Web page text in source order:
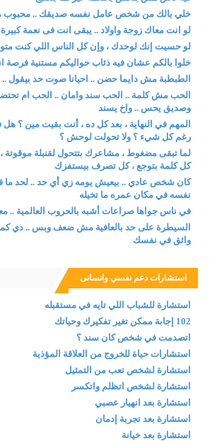
خلي بالك من شخص عامل نفسه صديقك .. محبوب
لو انت معاك زوجة واولاد .. يبقى انت فى نعمة كبيرة
لو حسيت إنك لوحدك ، وإن كل الناس اللي كنت
خلوا بالكم عشان فيه ذئاب حواليكم مستنية فرصة
الطبطبة مش دايما حضن .. احيانا صوت حد بيقول ..
الحب مش كلمة .. الحب سند وامان .. الحب ام
وصديق يحس .. واخ يسند
المهم في النهاية ، بعد كل ده ، أنت بقيت مين ؟
رغم كل شيء ؟ ولا تحولت لوحش ؟
لما تبقى مضغوط ، مشاعرك بتتحول لقنبلة موقوتة ،
كل كلمة بتوجع ، كل تصرف بيستفزك
كان شخص عادي .. بيعيش يومه زي أي حد .. لحد ما
نفسه في مكان عمره ما تخيله
في ناس جواها صراعات أشبه بالحروب العالمية ..
السيطرة على حد بالعافية مش ضعف وبس .. دي
واثق في نفسك
استشارات دعم نفسي وانسانى
استشارة للشباب اللي تايه في مستقبله
102 إجابة ممكن تغير تفكيرك وحياتك
اتصدمت في شخص كان سند ؟
استشارات حياة للخروج من العلاقة المؤذية
استشارة لشخص تعب من التمثيل
استشارة لشخص اتظلم واتكسر
استشارة بعد انهيار عصبي
استشارة بعد تجربة إدمان
استشارة بعد خيانة